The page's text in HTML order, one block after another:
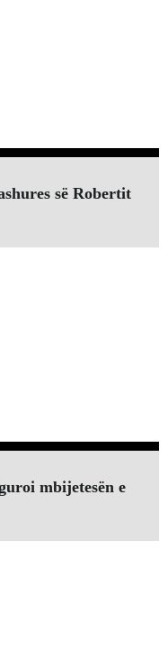
së Robertit
mbijetesën e